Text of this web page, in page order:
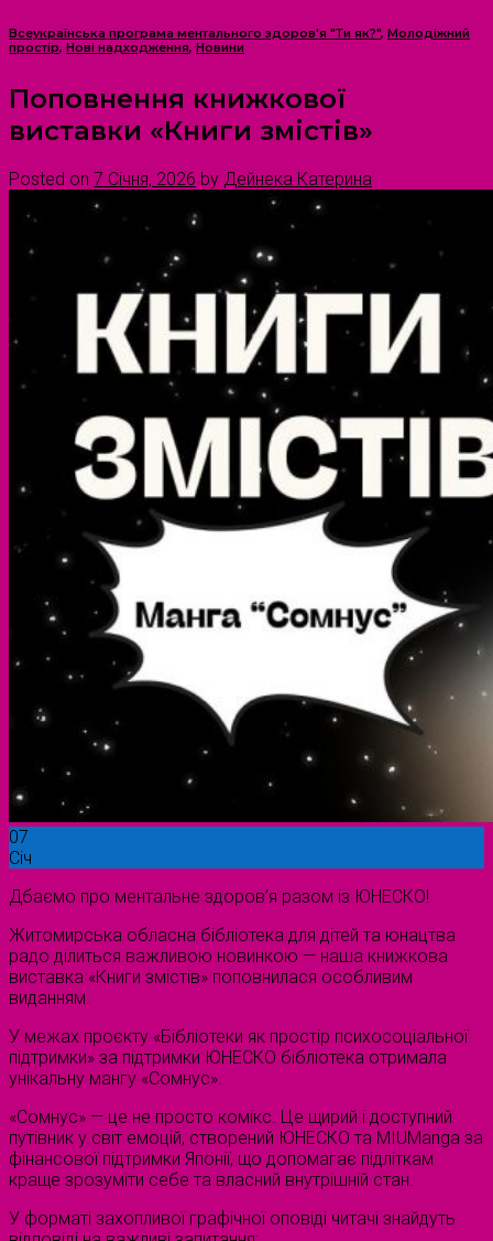
Всеукраїнська програма ментального здоров'я "Ти як?", Молодіжний
простір, Нові надходження, Новини
Поповнення книжкової
виставки «Книги змістів»
Posted on 7 Січня, 2026 by Дейнека Катерина
07
Січ
Дбаємо про ментальне здоров’я разом із ЮНЕСКО!
Житомирська обласна бібліотека для дітей та юнацтва
радо ділиться важливою новинкою — наша книжкова
виставка «Книги змістів» поповнилася особливим
виданням.
У межах проєкту «Бібліотеки як простір психосоціальної
підтримки» за підтримки ЮНЕСКО бібліотека отримала
унікальну мангу «Сомнус».
«Сомнус» — це не просто комікс. Це щирий і доступний
путівник у світ емоцій, створений ЮНЕСКО та MIUManga за
фінансової підтримки Японії, що допомагає підліткам
краще зрозуміти себе та власний внутрішній стан.
У форматі захопливої графічної оповіді читачі знайдуть